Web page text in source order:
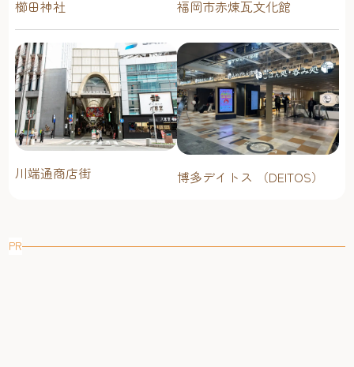
櫛田神社 福岡市赤煉瓦文化館
川端通商店街 博多デイトス （DEITOS）
PR